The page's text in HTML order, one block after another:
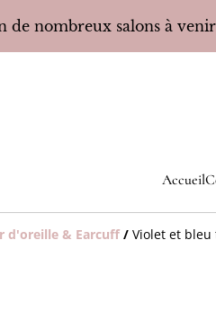
de nombreux salons à
Accueil
d'oreille & Earcuff / Violet et bleu